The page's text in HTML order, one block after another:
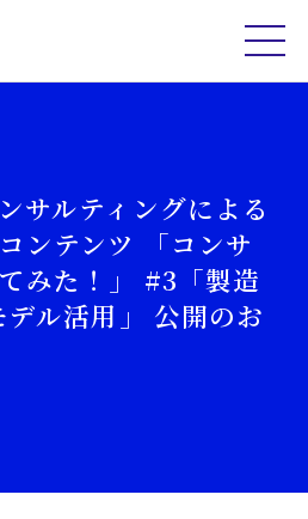
サルティングによる
ンテンツ 「コンサ
みた！」 #3「製造
ル活用」 公開のお